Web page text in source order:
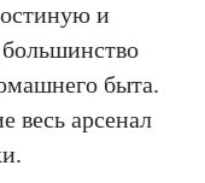
и
быта.
весь арсенал